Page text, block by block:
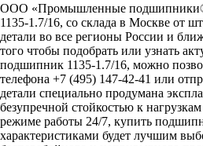
ООО «Промышленные
1135-1.7/16, со склада в Москве от
детали во все регионы России и
того чтобы подобрать или узнать
подшипник 1135-1.7/16, можно
телефона +7 (495) 147-42-41 или
детали специально продумана
безупречной стойкостью к
режиме работы 24/7, купить
характеристиками будет лучшим